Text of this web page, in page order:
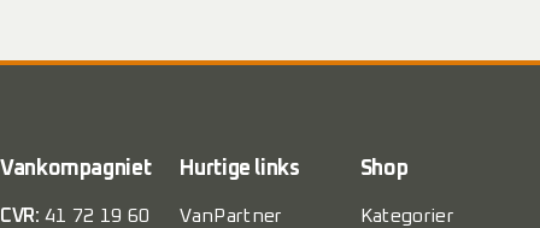
Vankompagniet
CVR: 41 72 19 60
Hurtige links
VanPartner
Shop
Kategorier